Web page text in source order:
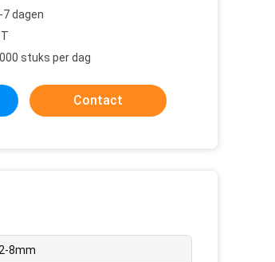
7 dagen
stuks per dag
Contact
2-8mm